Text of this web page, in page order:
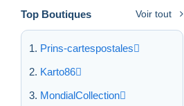
Top Boutiques Voir tout
Prins-cartespostales
Karto86
MondialCollection